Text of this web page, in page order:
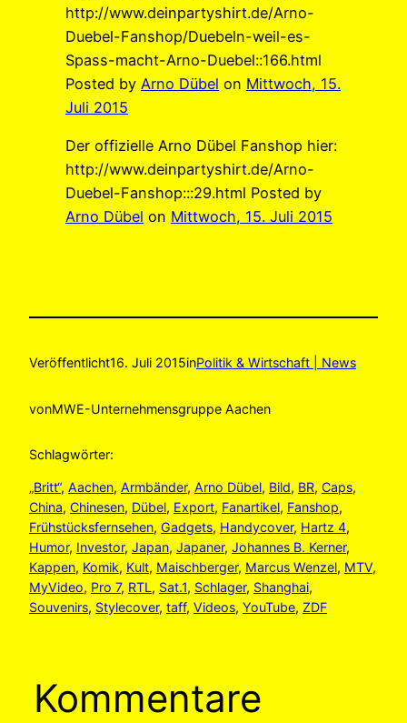
http://www.deinpartyshirt.de/Arno-
Duebel-Fanshop/Duebeln-weil-es-
Spass-macht-Arno-Duebel::166.html
Posted by Arno Dübel on Mittwoch, 15.
Juli 2015
Der offizielle Arno Dübel Fanshop hier:
http://www.deinpartyshirt.de/Arno-
Duebel-Fanshop:::29.html Posted by
Arno Dübel on Mittwoch, 15. Juli 2015
Veröffentlicht16. Juli 2015inPolitik & Wirtschaft | News
vonMWE-Unternehmensgruppe Aachen
Schlagwörter:
„Britt“, Aachen, Armbänder, Arno Dübel, Bild, BR, Caps
China, Chinesen, Dübel, Export, Fanartikel, Fanshop
Frühstücksfernsehen, Gadgets, Handycover, Hartz 4
Humor, Investor, Japan, Japaner, Johannes B. Kerner
Kappen, Komik, Kult, Maischberger, Marcus Wenzel, MTV
MyVideo, Pro 7, RTL, Sat.1, Schlager, Shanghai
Souvenirs, Stylecover, taff, Videos, YouTube, ZDF
Kommentare